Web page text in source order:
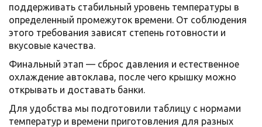
поддерживать стабильный уровень температуры в
определенный промежуток времени. От соблюдения
этого требования зависят степень готовности и
вкусовые качества.
Финальный этап — сброс давления и естественное
охлаждение автоклава, после чего крышку можно
открывать и доставать банки.
Для удобства мы подготовили таблицу с нормами
температур и времени приготовления для разных